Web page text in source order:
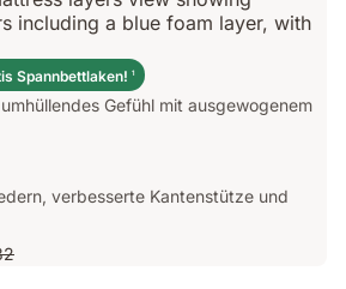
Spannbettlaken! 1
Gefühl mit ausgewogenem
verbesserte Kantenstütze und